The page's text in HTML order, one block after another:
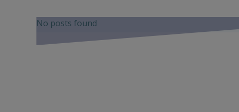
No posts found